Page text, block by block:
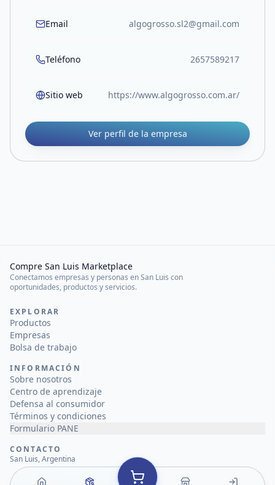
Email algogrosso.sl2@gmail.com
Teléfono 2657589217
Sitio web https://www.algogrosso.com.ar/
Ver perfil de la empresa
Compre San Luis Marketplace
Conectamos empresas y personas en San Luis con
oportunidades, productos y servicios.
EXPLORAR
Productos
Empresas
Bolsa de trabajo
INFORMACIÓN
Sobre nosotros
Centro de aprendizaje
Defensa al consumidor
Términos y condiciones
Formulario PANE
CONTACTO
San Luis, Argentina